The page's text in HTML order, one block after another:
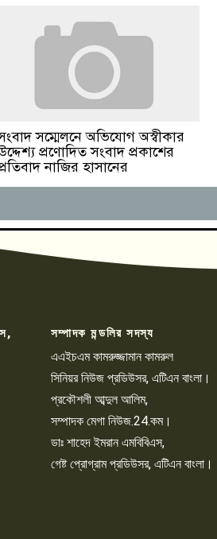
সম্মেলনে অভিযোগ অস্বীকার
প্রণোদিত সংবাদ প্রকাশের
নাজির হাসানের
সম্পাদক মন্ডলির সদস্য
এএইচএম কামরুজ্জামান কামরুল
সিনিয়র নিউজ প্রডিউসর, এটিএন বাংলা।
প্রকৌশলী আব্দুল আলিম,
সম্পাদক মেগা নিউজ.24.কম।
ডাঃ শাহেদ ইমরান এমবিবিএস,
গেষ্ট প্রোগ্রাম প্রডিউসর, এটিএন বাংলা।